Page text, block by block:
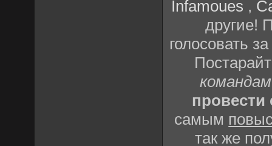
Infamoues ,
другие!
голосовать
провести
самым
так же